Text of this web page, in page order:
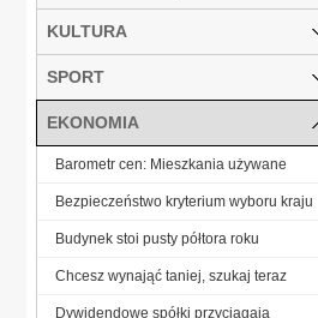
KULTURA
SPORT
EKONOMIA
Barometr cen: Mieszkania używane
Bezpieczeństwo kryterium wyboru kraju
Budynek stoi pusty półtora roku
Chcesz wynająć taniej, szukaj teraz
Dywidendowe spółki przyciągają